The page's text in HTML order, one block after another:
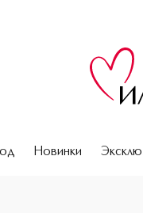
Новинки